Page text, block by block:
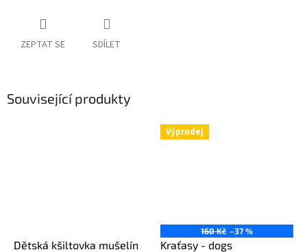
ZEPTAT SE SDÍLET
Související produkty
Dětská kšiltovka mušelín
Výprodej
160 Kč –37 %
Kraťasy - dogs